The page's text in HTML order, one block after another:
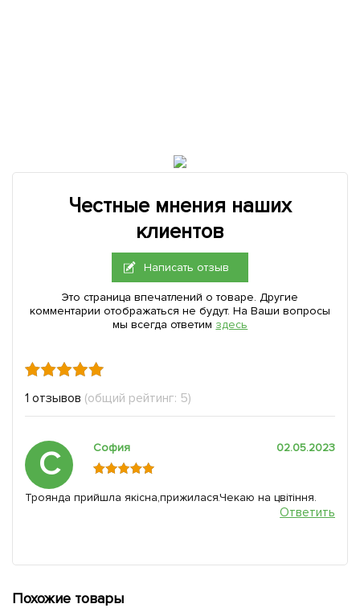
Честные мнения наших
клиентов
Написать отзыв
Это страница впечатлений о товаре. Другие
комментарии отображаться не будут. На Ваши вопросы
мы всегда ответим здесь
1 отзывов (общий рейтинг: 5)
С София 02.05.2023
Троянда прийшла якісна,прижилася.Чекаю на цвітіння.
Ответить
Похожие товары